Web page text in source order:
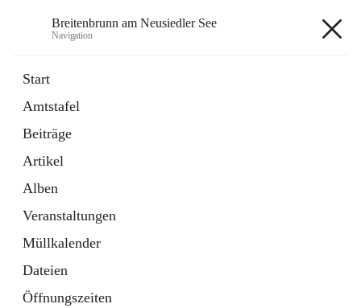
Breitenbrunn am Neusiedler See
Navigation
Start
Amtstafel
Beiträge
Artikel
Alben
Veranstaltungen
Müllkalender
Dateien
Öffnungszeiten
18 Schnellzugriffe
Gemeindeservice